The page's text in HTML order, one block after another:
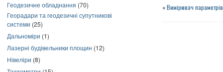
Геодезичне обладнання (70)
Георадари та геодезичні супутникові
системи (25)
Дальноміри (1)
Лазерні будівельники площин (12)
Нівеліри (8)
«Вимірювач